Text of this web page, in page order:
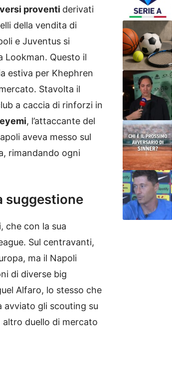
proventi derivati
della vendita di
e Juventus si
Lookman. Questo il
estiva per Khephren
Stavolta il
a caccia di rinforzi in
, l’attaccante del
aveva messo sul
rimandando ogni
suggestione
, che con la sua
Sul centravanti,
ma il Napoli
di diverse big
Alfaro, lo stesso che
avviato gli scouting su
duello di mercato